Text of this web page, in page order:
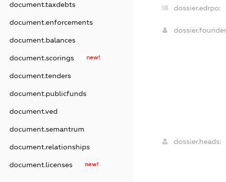
document.taxdebts
document.enforcements
document.balances
document.scorings new!
document.tenders
document.publicfunds
document.ved
document.semantrum
document.relationships
document.licenses new!
dossier.edrpo:
dossier.heads: